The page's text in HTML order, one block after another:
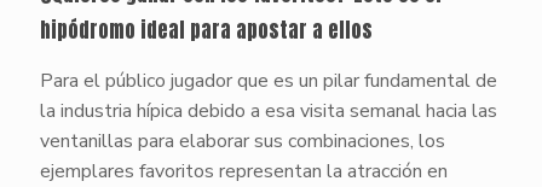
hipódromo ideal para apostar a ellos
Para el público jugador que es un pilar fundamental de
la industria hípica debido a esa visita semanal hacia las
ventanillas para elaborar sus combinaciones, los
ejemplares favoritos representan la atracción en